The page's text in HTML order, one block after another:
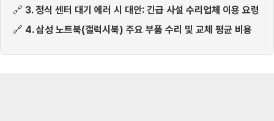
🔗 3. 정식 센터 대기 에러 시 대안: 긴급 사설 수리업체 이용 요령
🔗 4. 삼성 노트북(갤럭시북) 주요 부품 수리 및 교체 평균 비용